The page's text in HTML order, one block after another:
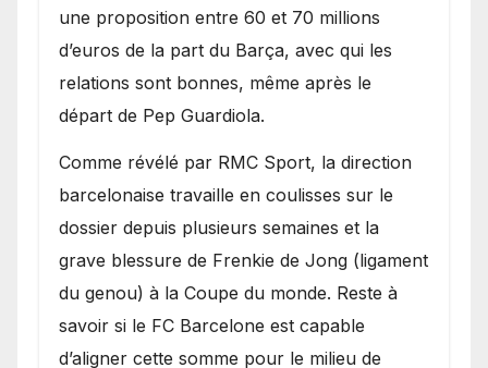
une proposition entre 60 et 70 millions
d’euros de la part du Barça, avec qui les
relations sont bonnes, même après le
départ de Pep Guardiola.
​Comme révélé par RMC Sport, la direction
barcelonaise travaille en coulisses sur le
dossier depuis plusieurs semaines et la
grave blessure de Frenkie de Jong (ligament
du genou) à la Coupe du monde. Reste à
savoir si le FC Barcelone est capable
d’aligner cette somme pour le milieu de